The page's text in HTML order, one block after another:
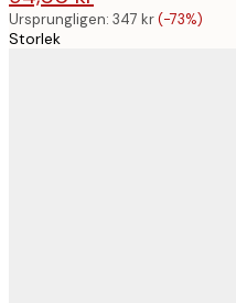
347 kr
Ursprungligen: 347 kr(-73%)
Storlek